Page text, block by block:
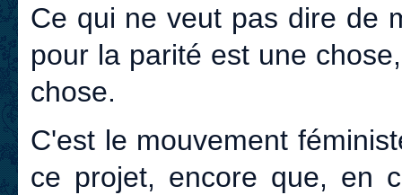
Ce qui ne veut pas dire de
pour la parité est une
chose.
C'est le mouvement
ce projet, encore que, en